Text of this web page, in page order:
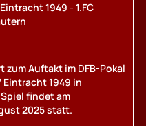
1949 - 1.FC
zum Auftakt im DFB-Pokal
Eintracht 1949 in
findet am
2025 statt.